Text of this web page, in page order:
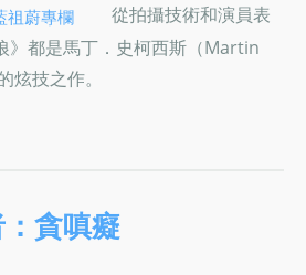
祖蔚專欄
從拍攝技術和演員表
》都是馬丁．史柯西斯（Martin
炫技之作。
貪嗔癡